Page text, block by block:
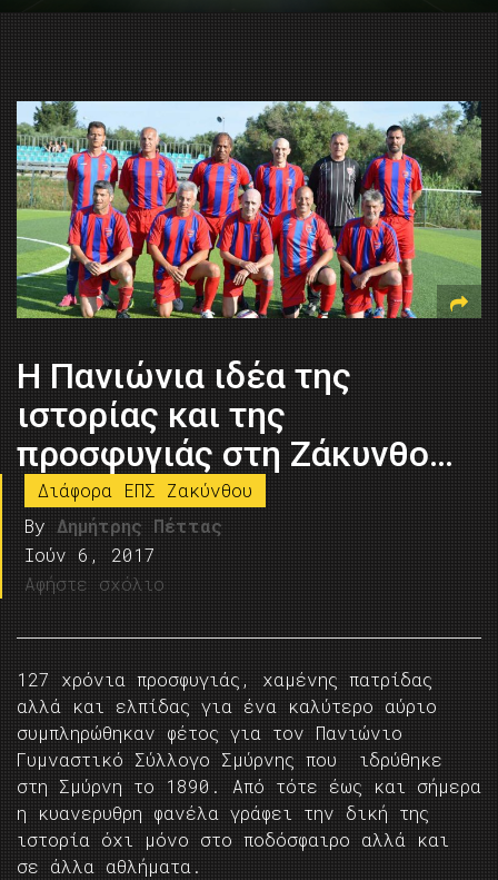
Η Πανιώνια ιδέα της
ιστορίας και της
προσφυγιάς στη Ζάκυνθο…
Διάφορα ΕΠΣ Ζακύνθου
By Δημήτρης Πέττας
Ιούν 6, 2017
Αφήστε σχόλιο
127 χρόνια προσφυγιάς, χαμένης πατρίδας
αλλά και ελπίδας για ένα καλύτερο αύριο
συμπληρώθηκαν φέτος για τον Πανιώνιο
Γυμναστικό Σύλλογο Σμύρνης που ιδρύθηκε
στη Σμύρνη το 1890. Από τότε έως και σήμερα
η κυανερυθρη φανέλα γράφει την δική της
ιστορία όχι μόνο στο ποδόσφαιρο αλλά και
σε άλλα αθλήματα.